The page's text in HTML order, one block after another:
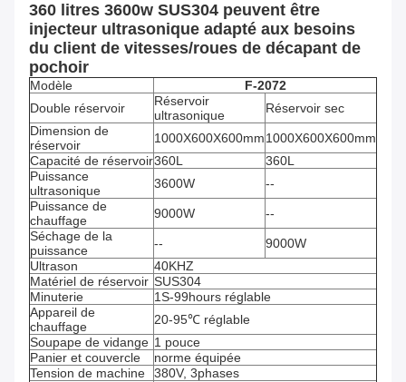
360 litres 3600w SUS304 peuvent être
injecteur ultrasonique adapté aux besoins
du client de vitesses/roues de décapant de
pochoir
Modèle
F-2072
Double réservoir
Réservoir
ultrasonique
Réservoir sec
Dimension de
réservoir
1000X600X600mm1000X600X600mm
Capacité de réservoir360L
360L
Puissance
ultrasonique
3600W
--
Puissance de
chauffage
9000W
--
Séchage de la
puissance
--
9000W
Ultrason
40KHZ
Matériel de réservoir SUS304
Minuterie
1S-99hours réglable
Appareil de
chauffage
20-95℃ réglable
Soupape de vidange 1 pouce
Panier et couvercle
norme équipée
Tension de machine
380V, 3phases